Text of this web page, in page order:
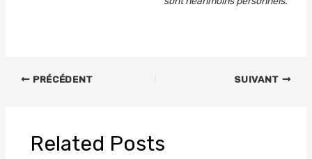
PRÉCÉDENT SUIVANT
Related Posts